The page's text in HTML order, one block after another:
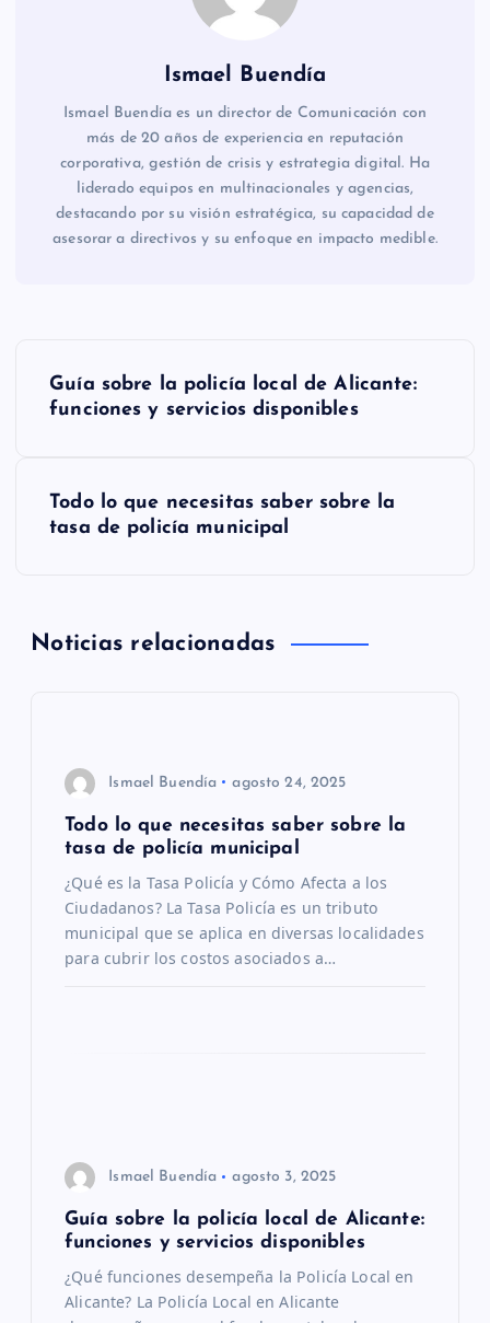
Ismael Buendía
Ismael Buendía es un director de Comunicación con
más de 20 años de experiencia en reputación
corporativa, gestión de crisis y estrategia digital. Ha
liderado equipos en multinacionales y agencias,
destacando por su visión estratégica, su capacidad de
asesorar a directivos y su enfoque en impacto medible.
a
Guía sobre la policía local de Alicante:
funciones y servicios disponibles
Todo lo que necesitas saber sobre la
tasa de policía municipal
Noticias relacionadas
Ismael Buendía agosto 24, 2025
Todo lo que necesitas saber sobre la
tasa de policía municipal
¿Qué es la Tasa Policía y Cómo Afecta a los
Ciudadanos? La Tasa Policía es un tributo
municipal que se aplica en diversas localidades
para cubrir los costos asociados a…
Ismael Buendía agosto 3, 2025
Guía sobre la policía local de Alicante:
funciones y servicios disponibles
¿Qué funciones desempeña la Policía Local en
Alicante? La Policía Local en Alicante